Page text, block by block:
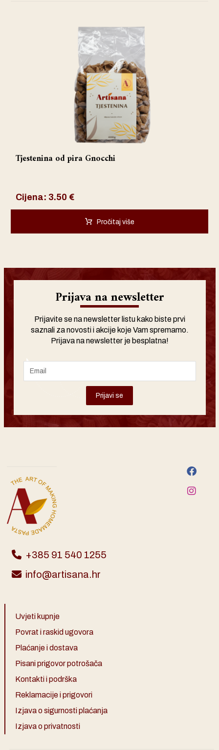
Tjestenina od pira Gnocchi
Cijena: 3.50 €
Pročitaj više
Prijava na newsletter
Prijavite se na newsletter listu kako biste prvi
saznali za novosti i akcije koje Vam spremamo.
Prijava na newsletter je besplatna!
Prijavi se
+385 91 540 1255
info@artisana.hr
Uvjeti kupnje
Povrat i raskid ugovora
Plaćanje i dostava
Pisani prigovor potrošača
Kontakti i podrška
Reklamacije i prigovori
Izjava o sigurnosti plaćanja
Izjava o privatnosti